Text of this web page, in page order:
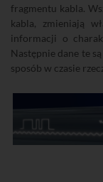
fragmentu kabla.
kabla, zmieniają
informacji o
Następnie dane te
sposób w czasie